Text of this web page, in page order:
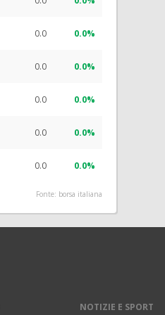
0.0 0.0%
0.0 0.0%
0.0 0.0%
0.0 0.0%
0.0 0.0%
Fonte: borsa italiana
NOTIZIE E SPORT